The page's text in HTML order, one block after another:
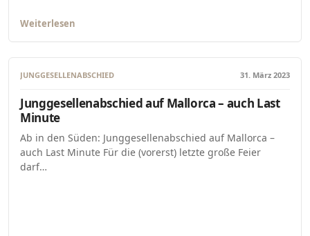
Weiterlesen
JUNGGESELLENABSCHIED 31. März 2023
Junggesellenabschied auf Mallorca – auch Last
Minute
Ab in den Süden: Junggesellenabschied auf Mallorca –
auch Last Minute Für die (vorerst) letzte große Feier
darf…